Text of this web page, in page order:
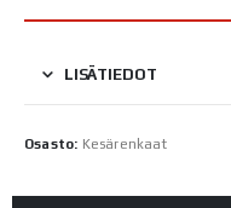
LISÄTIEDOT
Osasto: Kesärenkaat